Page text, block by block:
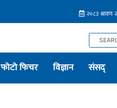
फोटो फिचर विज्ञान संसद्